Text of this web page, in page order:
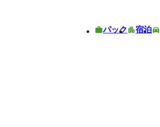
パック 宿泊